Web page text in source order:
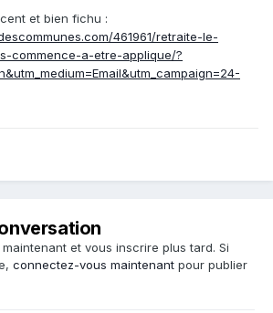
et bien fichu :
461961/retraite-le-
commence-a-etre-applique/?
et vous inscrire plus tard. Si
connectez-vous maintenant pour publier